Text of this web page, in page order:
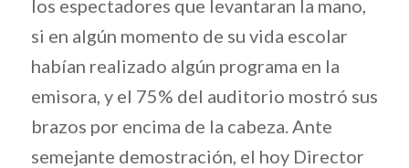
los espectadores que levantaran la mano,
si en algún momento de su vida escolar
habían realizado algún programa en la
emisora, y el 75% del auditorio mostró sus
brazos por encima de la cabeza. Ante
semejante demostración, el hoy Director